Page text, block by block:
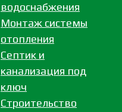
водоснабжения
Монтаж системы
отопления
Септик и
канализация под
ключ
Строительство